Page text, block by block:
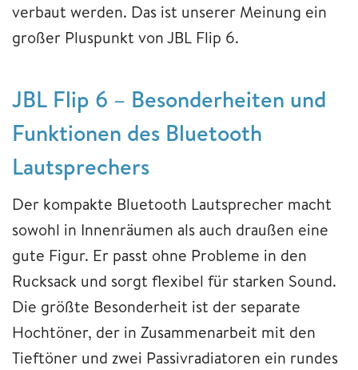
verbaut werden. Das ist unserer Meinung ein
großer Pluspunkt von JBL Flip 6.
JBL Flip 6 – Besonderheiten und
Funktionen des Bluetooth
Lautsprechers
Der kompakte Bluetooth Lautsprecher macht
sowohl in Innenräumen als auch draußen eine
gute Figur. Er passt ohne Probleme in den
Rucksack und sorgt flexibel für starken Sound.
Die größte Besonderheit ist der separate
Hochtöner, der in Zusammenarbeit mit den
Tieftöner und zwei Passivradiatoren ein rundes